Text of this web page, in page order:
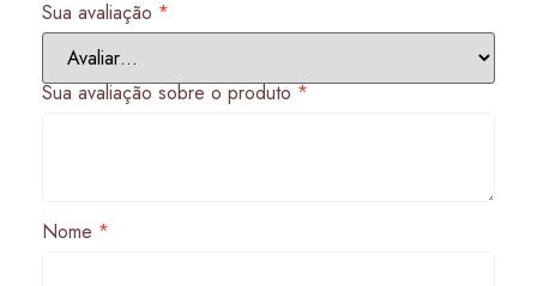
Sua avaliação *
Sua avaliação sobre o produto*
Nome *